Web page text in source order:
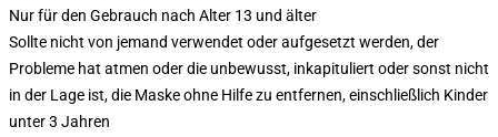
Nur für den Gebrauch nach Alter 13 und älter
Sollte nicht von jemand verwendet oder aufgesetzt werden, der
Probleme hat atmen oder die unbewusst, inkapituliert oder sonst nicht
in der Lage ist, die Maske ohne Hilfe zu entfernen, einschließlich Kinder
unter 3 Jahren